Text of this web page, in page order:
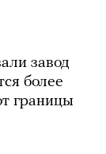
завод
более
границы